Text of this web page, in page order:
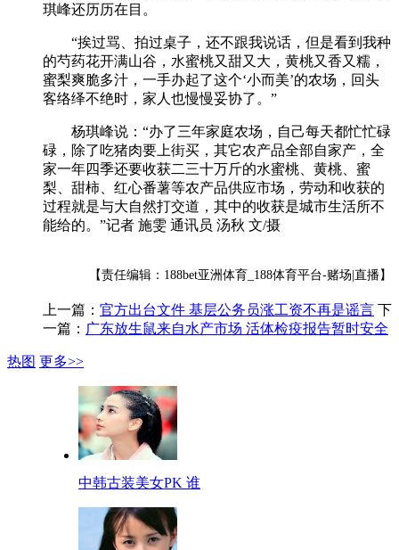
琪峰还历历在目。
“挨过骂、拍过桌子，还不跟我说话，但是看到我种
的芍药花开满山谷，水蜜桃又甜又大，黄桃又香又糯，
蜜梨爽脆多汁，一手办起了这个‘小而美’的农场，回头
客络绎不绝时，家人也慢慢妥协了。”
杨琪峰说：“办了三年家庭农场，自己每天都忙忙碌
碌，除了吃猪肉要上街买，其它农产品全部自家产，全
家一年四季还要收获二三十万斤的水蜜桃、黄桃、蜜
梨、甜柿、红心番薯等农产品供应市场，劳动和收获的
过程就是与大自然打交道，其中的收获是城市生活所不
能给的。”记者 施雯 通讯员 汤秋 文/摄
【责任编辑：188bet亚洲体育_188体育平台-赌场|直播】
上一篇： 官方出台文件 基层公务员涨工资不再是谣言 下
一篇： 广东放生鼠来自水产市场 活体检疫报告暂时安全
热图 更多>>
中韩古装美女PK 谁